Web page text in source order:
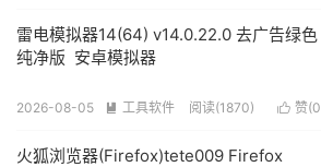
雷电模拟器14(64) v14.0.22.0 去广告绿色
纯净版 安卓模拟器
 赞(0
2026-08-05  工具软件 阅读(1870)
火狐浏览器(Firefox)tete009 Firefox